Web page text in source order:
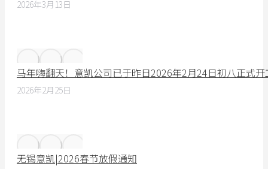
2026年3月13日
马年嗨翻天！意凯公司已于昨日2026年2月24日初八正式
2026年2月25日
无锡意凯|2026春节放假通知